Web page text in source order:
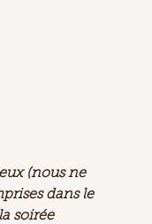
dans le
soirée